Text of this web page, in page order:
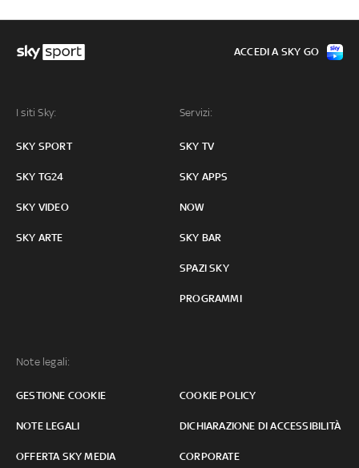
I siti Sky:
SKY SPORT
SKY TG24
SKY VIDEO
SKY ARTE
Servizi:
SKY TV
SKY APPS
NOW
SKY BAR
SPAZI SKY
PROGRAMMI
Note legali:
GESTIONE COOKIE COOKIE POLICY
NOTE LEGALI DICHIARAZIONE DI ACCESSIBILITÀ
OFFERTA SKY MEDIA CORPORATE
ACCEDI A SKY GO